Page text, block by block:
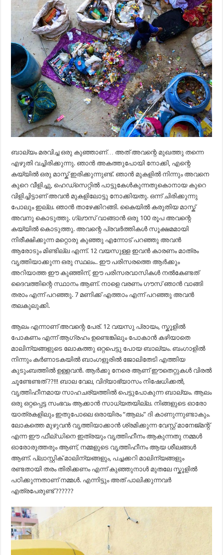
ബാല്യം മരവിച്ച ഒരു കുഞ്ഞാണ്… അത് അവന്റെ മുഖത്തു തന്നെ
എഴുതി വച്ചിരിക്കുന്നു. ഞാൻ അകത്തുപോയി നോക്കി, എന്റെ
കയ്യിൽ ഒരു മാസ്ക് ഇരിക്കുന്നുണ്ട്. ഞാൻ മുകളിൽ നിന്നും അവനെ
കുറെ വീളിച്ചു, ഹെഡ്സെറ്റിൽ പാട്ടുകേൾകുന്നതുകൊനായ കുറെ
വിളിച്ചിട്ടാണ് അവൻ മുകളിലോട്ടു നോക്കിയതു. ഒന്ന് ചിരിക്കുന്നു
പോലും ഇല്ല. ഞാൻ താഴേക്കിറങ്ങി. കൈയിൽ കരുതിയ മാസ്ക്
അവനു കൊടുത്തു. ഗ്ലൗസ് വാങ്ങാൻ ഒരു 100 രൂപ അവന്റെ
കയ്യിൽ കൊടുത്തു. അവന്റെ പ്രവർത്തികൾ സൂക്ഷമമായി
നിരീക്ഷിക്കുന്ന മറ്റൊരു കുഞ്ഞു എന്നോട് പറഞ്ഞു അവൻ
ആരോടും മിണ്ടില്ല എന്ന്. 12 വയസുള്ള ഇവൻ കാരണം മാത്രം
വൃത്തിയാക്കുന്ന ഒരു സ്ഥലം.. ഈ പരിസരത്തെ ആർക്കും
അറിയാത്ത ഈ കുഞ്ഞിന്, ഈ പരിസരവാസികൾ നൽകേണ്ടത്
ദൈവത്തിന്റെ സ്ഥാനം ആണ്. നാളെ വരണം ഗൗസ് ഞാൻ വാങ്ങി
തരാം എന്ന് പറഞ്ഞു. 7 മണിക്ക് എത്താം എന്ന് പറഞ്ഞു അവൻ
തലകുലുക്കി.
ആലം എന്നാണ് അവന്റെ പേര്. 12 വയസു പ്രായം, സ്കൂളിൽ
പോകണം എന്ന് ആഗ്രഹം ഉണ്ടെങ്കിലും പോകാൻ കഴിയാതെ
മാലിന്യങ്ങളുടെ ലോകത്തു ഒറ്റപെട്ടു പോയ ബാല്യം. ബംഗാളിൽ
നിന്നും കർണാടകയിൽ ബാംഗളൂരിൽ ജോലിതേടി എത്തിയ
കുടുംബത്തിൽ ഉള്ളവൻ. ആർക്കു നേരെ ആണ് ഈതെറ്റുകൾ വിരൽ
ചൂണ്ടേണ്ടത് ??!!! ബാല വേല, വിദ്യാഭ്യാസം നിഷേധിക്കൽ,
വൃത്തിഹീനമായ സാഹചര്യത്തിൽ പെട്ടുപോകുന്ന ബാല്യം. ആലം
ഒരു ഒറ്റപ്പെട്ട സംഭവം ആക്കാൻ സാധ്യതയില്ല. നിങ്ങളുടെ ഓരോ
യാത്രകളിലും ഇതുപോലെ ഒരായിരം “ആലം” ദി കാണുന്നുണ്ടാകും.
ലോകത്തെ മുഴുവൻ വൃത്തിയാക്കാൻ ശ്രമിക്കുന്ന വേസ്റ്റ് മാനേജ്‌മന്റ്
എന്ന ഈ ഫീല്ഡിനെ ഇത്രയും വൃത്തിഹീനം ആകുന്നതു നമ്മൾ
ഓരോരുത്തരും ആണ്, നമ്മളുടെ വൃത്തിഹീനം ആയ ശീലങ്ങൾ
ആണ്. പ്ലാസ്റ്റിക് മാലിന്യങ്ങളും, പച്ചക്കറി മാലിന്യങ്ങളും
രണ്ടതായി തരം തിരിക്കണം എന്ന് കുഞ്ഞുനാൾ മുതലേ സ്കൂളിൽ
പഠിക്കുന്നതാണ് നമ്മൾ. എന്നിട്ടും അത് പാലിക്കുന്നവർ
എത്രപേരുണ്ട് ??????